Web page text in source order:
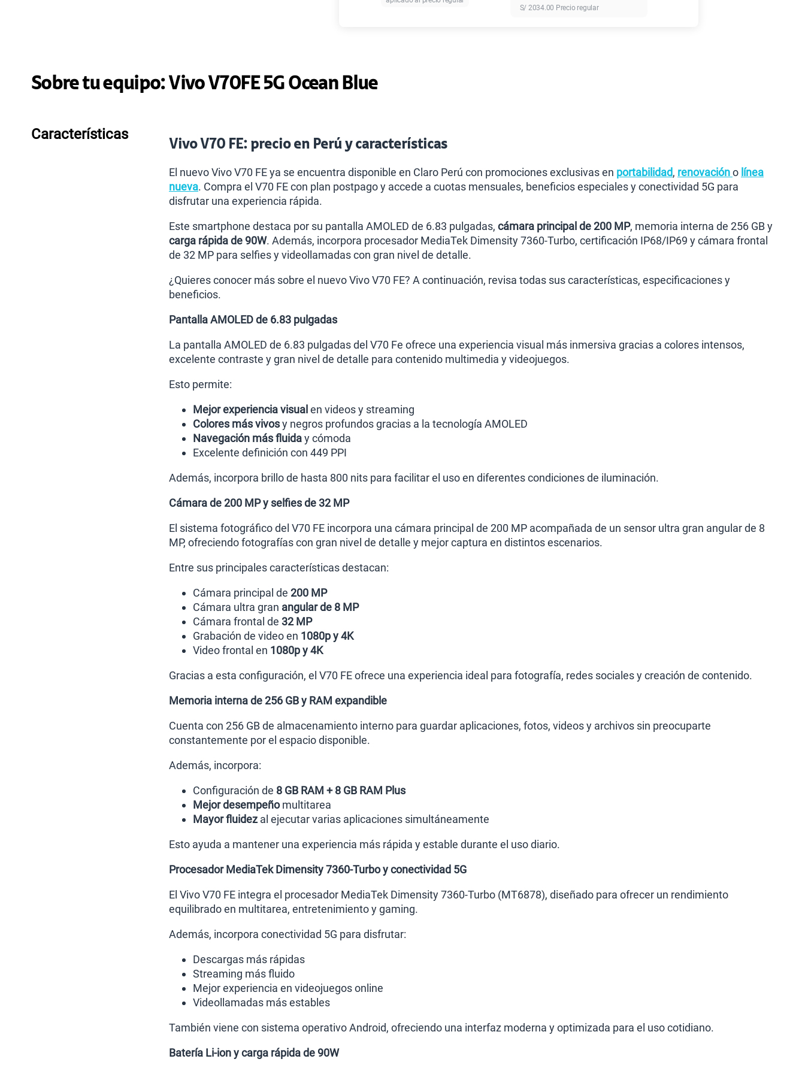
S/ 2034.00 Precio regular
Sobre tu equipo:Vivo V70FE 5G Ocean Blue
Características
Vivo V70 FE: precio en Perú y características
El nuevo Vivo V70 FE ya se encuentra disponible en Claro Perú con promociones exclusivas en portabilidad, renovacióno línea
nueva. Compra el V70 FE con plan postpago y accede a cuotas mensuales, beneficios especiales y conectividad 5G para
disfrutar una experiencia rápida.
Este smartphone destaca por su pantalla AMOLED de 6.83 pulgadas, cámara principal de 200 MP, memoria interna de 256 GB y
carga rápida de 90W. Además, incorpora procesador MediaTek Dimensity 7360-Turbo, certificación IP68/IP69 y cámara frontal
de 32 MP para selfies y videollamadas con gran nivel de detalle.
¿Quieres conocer más sobre el nuevo Vivo V70 FE? A continuación, revisa todas sus características, especificaciones y
beneficios.
Pantalla AMOLED de 6.83 pulgadas
La pantalla AMOLED de 6.83 pulgadas del V70 Fe ofrece una experiencia visual más inmersiva gracias a colores intensos,
excelente contraste y gran nivel de detalle para contenido multimedia y videojuegos.
Esto permite:
Mejor experiencia visual en videos y streaming
Colores más vivosy negros profundos gracias a la tecnología AMOLED
Navegación más fluiday cómoda
Excelente definición con 449 PPI
Además, incorpora brillo de hasta 800 nits para facilitar el uso en diferentes condiciones de iluminación.
Cámara de 200 MP y selfies de 32 MP
El sistema fotográfico del V70 FE incorpora una cámara principal de 200 MP acompañada de un sensor ultra gran angular de 8
MP, ofreciendo fotografías con gran nivel de detalle y mejor captura en distintos escenarios.
Entre sus principales características destacan:
Cámara principal de 200 MP
Cámara ultra gran angular de 8 MP
Cámara frontal de 32 MP
Grabación de video en 1080p y 4K
Video frontal en 1080p y 4K
Gracias a esta configuración, el V70 FE ofrece una experiencia ideal para fotografía, redes sociales y creación de contenido.
Memoria interna de 256 GB y RAM expandible
Cuenta con 256 GB de almacenamiento interno para guardar aplicaciones, fotos, videos y archivos sin preocuparte
constantemente por el espacio disponible.
Además, incorpora:
Configuración de 8 GB RAM + 8 GB RAM Plus
Mejor desempeñomultitarea
Mayor fluidez al ejecutar varias aplicaciones simultáneamente
Esto ayuda a mantener una experiencia más rápida y estable durante el uso diario.
Procesador MediaTek Dimensity 7360-Turbo y conectividad 5G
El Vivo V70 FE integra el procesador MediaTek Dimensity 7360-Turbo (MT6878), diseñado para ofrecer un rendimiento
equilibrado en multitarea, entretenimiento y gaming.
Además, incorpora conectividad 5G para disfrutar:
Descargas más rápidas
Streaming más fluido
Mejor experiencia en videojuegos online
Videollamadas más estables
También viene con sistema operativo Android, ofreciendo una interfaz moderna y optimizada para el uso cotidiano.
Batería Li-ion y carga rápida de 90W